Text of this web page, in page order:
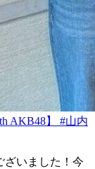
AKB48】 #山内
ざいました！今